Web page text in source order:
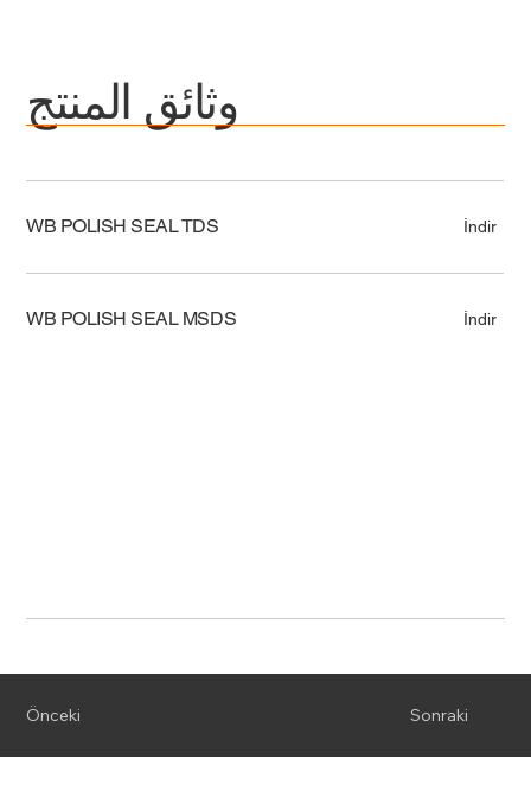
WB POLISH SEAL TDS İndir
WB POLISH SEAL MSDS İndir
وثائق المنتج
Sonraki
Önceki